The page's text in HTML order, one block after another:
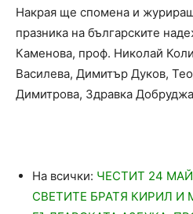
Накрая ще спомена и
празника на българските
Каменова, проф. Николай
Василева, Димитър Дуков,
Димитрова, Здравка
На всички: ЧЕСТИТ 24
СВЕТИТЕ БРАТЯ КИРИЛ И